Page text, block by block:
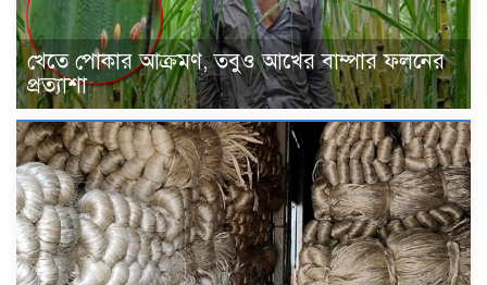
খেতে পোকার আক্রমণ, তবুও আখের বাম্পার ফলনের
প্রত্যাশা